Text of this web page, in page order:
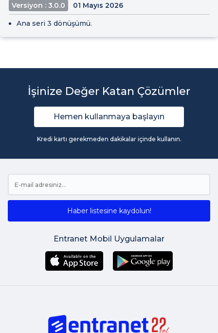
Versiyon : 3.0.0 01 Mayıs 2026
Ana seri 3 dönüşümü.
İşinize Değer Katan Çözümler
Hemen kullanmaya başlayın
Kredi kartı gerekmeden dakikalar içinde kullanın.
Haber listesine kaydolun!
Entranet Mobil Uygulamalar